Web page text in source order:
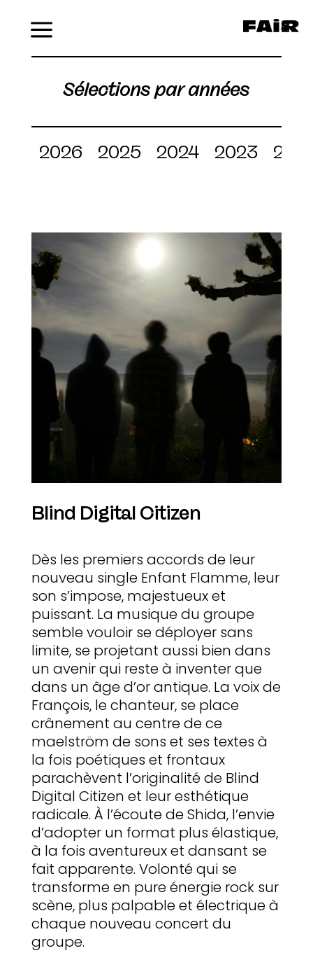
Sélections par années
2026 2025 2024 2023
Blind Digital Citizen
Dès les premiers accords de leur
nouveau single Enfant Flamme, leur
son s’impose, majestueux et
puissant. La musique du groupe
semble vouloir se déployer sans
limite, se projetant aussi bien dans
un avenir qui reste à inventer que
dans un âge d’or antique. La voix de
François, le chanteur, se place
crânement au centre de ce
maelström de sons et ses textes à
la fois poétiques et frontaux
parachèvent l’originalité de Blind
Digital Citizen et leur esthétique
radicale. À l’écoute de Shida, l’envie
d’adopter un format plus élastique,
à la fois aventureux et dansant se
fait apparente. Volonté qui se
transforme en pure énergie rock sur
scène, plus palpable et électrique à
chaque nouveau concert du
groupe.